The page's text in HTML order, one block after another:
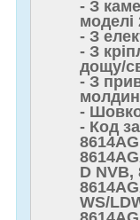
- З
моделі
- З
- З
дощу/
- З
-
- Код
D NVB,
WS/